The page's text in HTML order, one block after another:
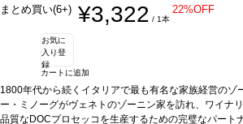
まとめ買い(6+) ¥3,322 / 1本
22%OFF
お気に
入り登
録
カートに追加
1800年代から続くイタリアで最も有名な家族経営のゾ
ー・ミノーグがヴェネトのゾーニン家を訪れ、ワイナ
品質なDOCプロセッコを生産するための完璧なパート